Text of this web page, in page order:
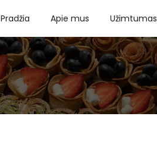
Pradžia Apie mus Užimtumas